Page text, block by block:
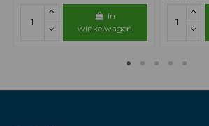
In
winkelwagen